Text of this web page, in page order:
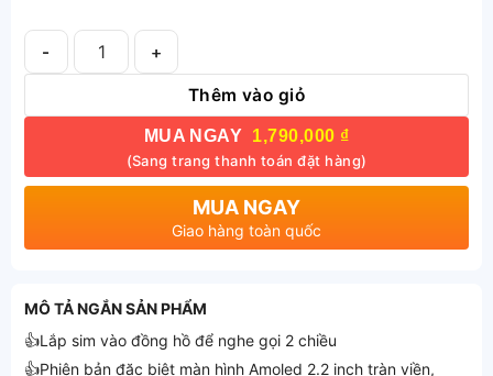
Số lượng
Thêm vào giỏ
MUA NGAY 1,790,000 ₫
(Sang trang thanh toán đặt hàng)
MUA NGAY
Giao hàng toàn quốc
MÔ TẢ NGẮN SẢN PHẨM
👍Lắp sim vào đồng hồ để nghe gọi 2 chiều
👍Phiên bản đặc biệt màn hình Amoled 2.2 inch tràn viền,